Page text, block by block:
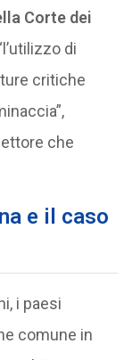
Corte dei
di
critiche
che
e il caso
i paesi
comune in